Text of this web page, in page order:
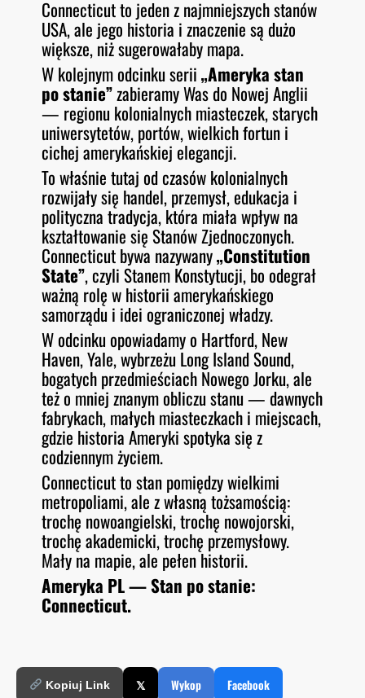
O
E
RSS FEED
LINK
EMBED
Connecticut to jeden z najmniejszych stanów
USA, ale jego historia i znaczenie są dużo
większe, niż sugerowałaby mapa.
W kolejnym odcinku serii„Ameryka stan
po stanie”zabieramy Was do Nowej Anglii
— regionu kolonialnych miasteczek, starych
uniwersytetów, portów, wielkich fortun i
cichej amerykańskiej elegancji.
To właśnie tutaj od czasów kolonialnych
rozwijały się handel, przemysł, edukacja i
polityczna tradycja, która miała wpływ na
kształtowanie się Stanów Zjednoczonych.
Connecticut bywa nazywany„Constitution
State”, czyli Stanem Konstytucji, bo odegrał
ważną rolę w historii amerykańskiego
samorządu i idei ograniczonej władzy.
W odcinku opowiadamy o Hartford, New
Haven, Yale, wybrzeżu Long Island Sound,
bogatych przedmieściach Nowego Jorku, ale
też o mniej znanym obliczu stanu — dawnych
fabrykach, małych miasteczkach i miejscach,
gdzie historia Ameryki spotyka się z
codziennym życiem.
Connecticut to stan pomiędzy wielkimi
metropoliami, ale z własną tożsamością:
trochę nowoangielski, trochę nowojorski,
trochę akademicki, trochę przemysłowy.
Mały na mapie, ale pełen historii.
Ameryka PL — Stan po stanie:
Connecticut.
Kopiuj Link 𝕏 Wykop Facebook